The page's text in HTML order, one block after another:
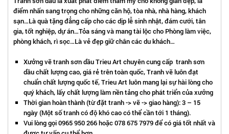
điểm nhấn sang trọng cho những căn hộ, tòa nhà, nhà hàng, khách
sạn…Là quà tặng đẳng cấp cho các dịp lễ sinh nhật, đám cưới, tân
gia, tốt nghiệp, dự án…Tỏa sáng và mang tài lộc cho Phòng làm việc,
phòng khách, rì sọc…Là vẻ đẹp giữ chân các du khách…
Xưởng vẽ tranh sơn dầu Trieu Art chuyên cung cấp tranh sơn
dầu chất lượng cao, giá rẻ trên toàn quốc, Tranh vẽ luôn đạt
chuẩn chất lượng quốc tế, Trieu Art luôn mang lại sự hài lòng cho
quý khách, lấy chất lượng làm nền tảng cho phát triển của xưởng
Thời gian hoàn thành (từ đặt tranh -> vẽ -> giao hàng): 3 – 15
ngày (Một số tranh có độ khó cao có thể cần tới 1 tháng).
Vui lòng gọi 0965 950 266 hoặc 078 675 7979 để có giá tốt nhất và